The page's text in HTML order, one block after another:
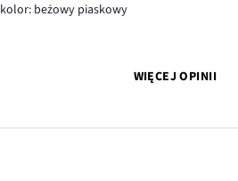
kolor: beżowy piaskowy
WIĘCEJ OPINII